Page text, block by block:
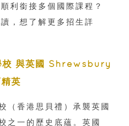
利銜接多個國際課程？
，想了解更多招生詳
校 與英國 Shrewsbury
英
（香港思貝禮）承襲英國
之一的歷史底蘊。英國